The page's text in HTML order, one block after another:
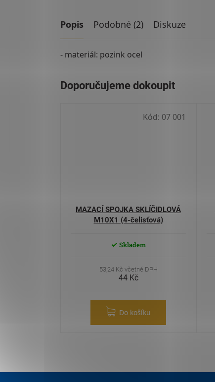
Popis Podobné (2) Diskuze
- materiál: pozink ocel
MAZACÍ SPOJKA SKLÍČIDLOVÁ
M10X1 (4-čelisťová)
Skladem
53,24 Kč včetně DPH
44 Kč
Do košíku
Kód: 07 001